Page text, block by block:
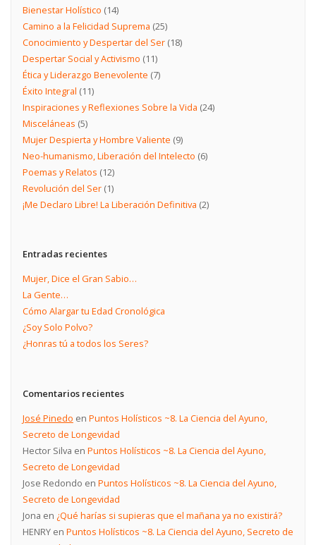
Bienestar Holístico (14)
Camino a la Felicidad Suprema (25)
Conocimiento y Despertar del Ser(18)
Despertar Social y Activismo (11)
Ética y Liderazgo Benevolente (7)
Éxito Integral (11)
Inspiraciones y Reflexiones Sobre la Vida (24)
Misceláneas (5)
Mujer Despierta y Hombre Valiente (9)
Neo-humanismo, Liberación del Intelecto (6)
Poemas y Relatos (12)
Revolución del Ser(1)
¡Me Declaro Libre! La Liberación Definitiva (2)
Entradas recientes
Mujer, Dice el Gran Sabio…
La Gente…
Cómo Alargar tu Edad Cronológica
¿Soy Solo Polvo?
¿Honras tú a todos los Seres?
Comentarios recientes
José Pinedo en Puntos Holísticos ~8. La Ciencia del Ayuno,
Secreto de Longevidad
Hector Silva en Puntos Holísticos ~8. La Ciencia del Ayuno,
Secreto de Longevidad
Jose Redondo en Puntos Holísticos ~8. La Ciencia del Ayuno,
Secreto de Longevidad
Jona en ¿Qué harías si supieras que el mañana ya no existirá?
HENRYen Puntos Holísticos ~8. La Ciencia del Ayuno, Secreto de